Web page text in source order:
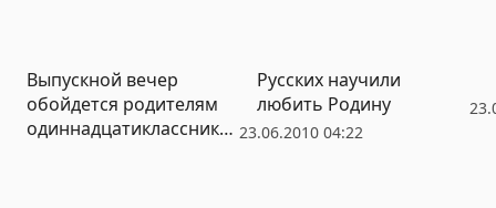
23.06.2010 04:22
Выпускной вечер
обойдется родителям
одиннадцатикласснико
Русских научили
любить Родину